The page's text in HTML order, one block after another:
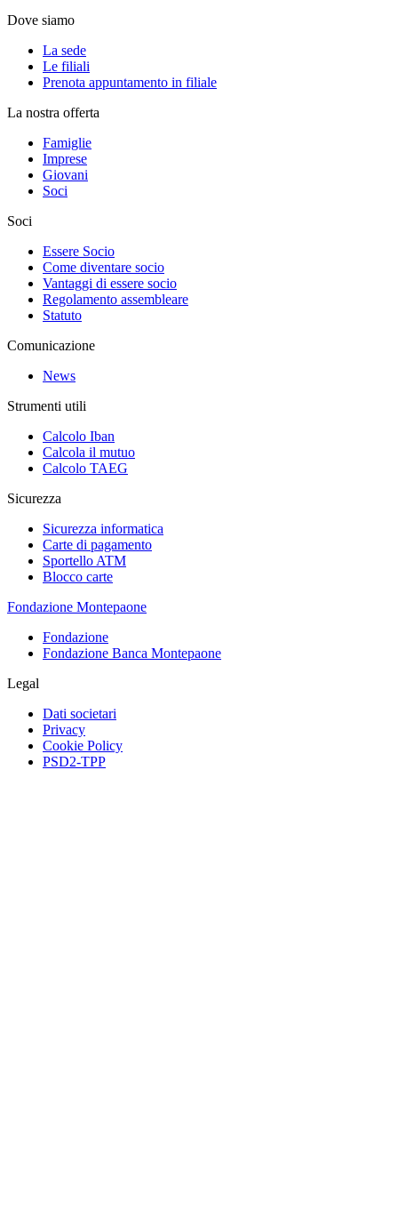
Dove siamo
La sede
Le filiali
Prenota appuntamento in filiale
La nostra offerta
Famiglie
Imprese
Giovani
Soci
Soci
Essere Socio
Come diventare socio
Vantaggi di essere socio
Regolamento assembleare
Statuto
Comunicazione
News
Strumenti utili
Calcolo Iban
Calcola il mutuo
Calcolo TAEG
Sicurezza
Sicurezza informatica
Carte di pagamento
Sportello ATM
Blocco carte
Fondazione Montepaone
Fondazione
Fondazione Banca Montepaone
Legal
Dati societari
Privacy
Cookie Policy
PSD2-TPP